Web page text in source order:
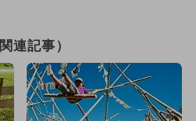
連記事）